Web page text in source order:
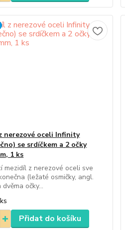
nerezové oceli Infinity
se srdíčkem a 2 očky
1 ks
mezidíl z nerezové oceli sve
(ležaté osmičky, angl.
očky...
ks
Přidat do košíku